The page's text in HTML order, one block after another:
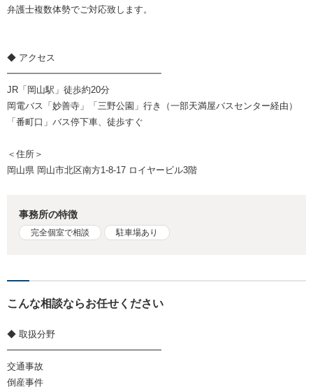
弁護士複数体勢でご対応致します。
◆ アクセス
━━━━━━━━━━━━━━━━━
JR「岡山駅」徒歩約20分
岡電バス「妙善寺」「三野公園」行き（一部天満屋バスセンター経由）
「番町口」バス停下車、徒歩すぐ
＜住所＞
岡山県 岡山市北区南方1-8-17 ロイヤービル3階
事務所の特徴
完全個室で相談 駐車場あり
こんな相談ならお任せください
◆ 取扱分野
━━━━━━━━━━━━━━━━━
交通事故
倒産事件